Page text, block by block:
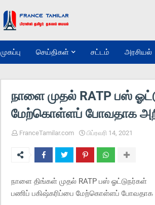
முகப்பு செய்திகள் சட்டம் அரசியல்
நாளை முதல் RATP பஸ்
மேற்கொள்ளப் போவதாக
FranceTamilar.com பிப்ரவரி 14, 2021
நாளை திங்கள் முதல் RATP பஸ் ஓட்டுநர்கள்
பணிப் பகிஷ்கரிப்பை மேற்கொள்ளப் போவதாக